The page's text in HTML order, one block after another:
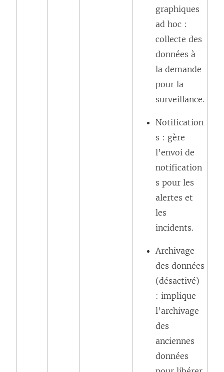
graphiques
ad hoc :
collecte des
données à
la demande
pour la
surveillance.
Notification
s : gère
l’envoi de
notification
s pour les
alertes et
les
incidents.
Archivage
des données
(désactivé)
: implique
l’archivage
des
anciennes
données